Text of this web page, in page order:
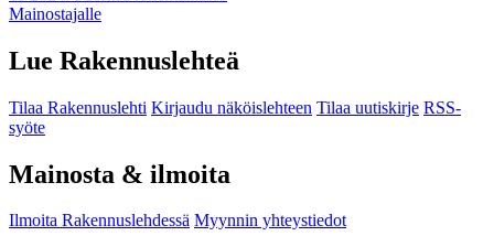
Mainostajalle
Lue Rakennuslehteä
Tilaa Rakennuslehti Kirjaudu näköislehteen Tilaa uutiskirje RSS-
syöte
Mainosta & ilmoita
Ilmoita Rakennuslehdessä Myynnin yhteystiedot